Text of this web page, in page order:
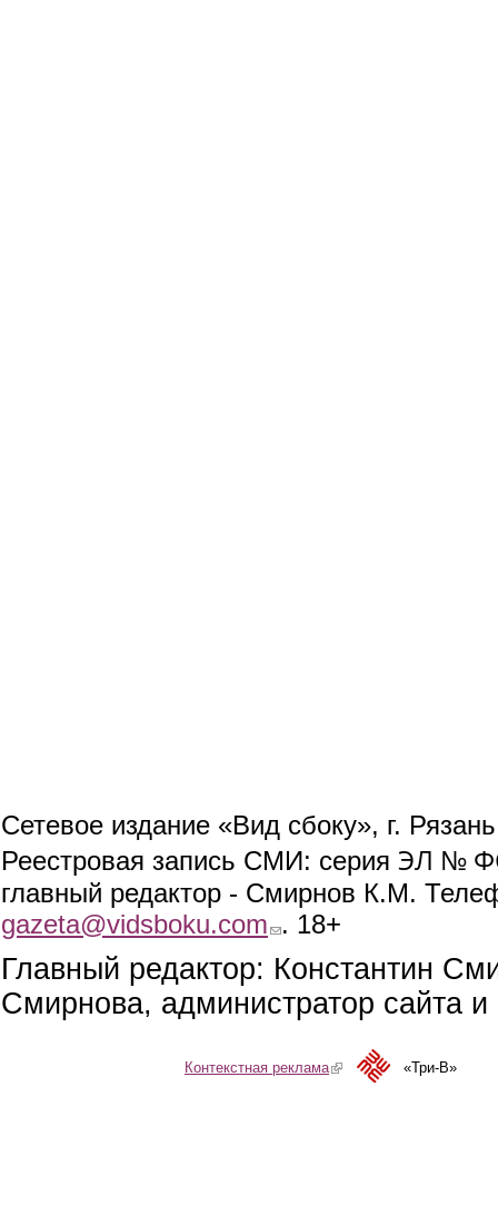
Сетевое издание «Вид сбоку», г.
Реестровая запись СМИ: серия ЭЛ №
главный редактор - Смирнов К.М.
gazeta@vidsboku.com (link sends e-mail)
. 18+
Главный редактор: Константин
Смирнова, администратор сайта
Контекстная реклама(link is external)«Три-В»